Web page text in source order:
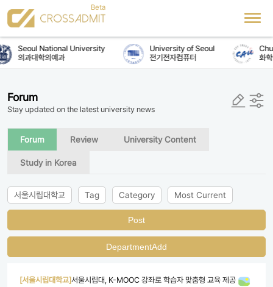
Seoul National University
의과대학의예과
University of Seoul
전기전자컴퓨터
화학
Forum
Stay updated on the latest university news
Forum Review University Content
Study in Korea
서울시립대학교 Tag Category Most Current
Post
DepartmentAdd
[서울시립대학교]서울시립대, K-MOOC 강좌로 학습자 맞춤형 교육 제공